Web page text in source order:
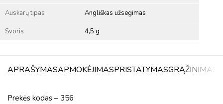
Auskarų tipas Angliškas užsegimas
Svoris 4,5 g
APRAŠYMASAPMOKĖJIMASPRISTATYMASGRĄŽINIMAS
Prekės kodas – 356